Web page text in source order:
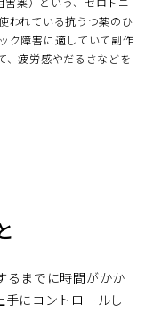
われている抗うつ薬のひ
ク障害に適していて副作
、疲労感やだるさなどを
るまでに時間がかか
にコントロールし